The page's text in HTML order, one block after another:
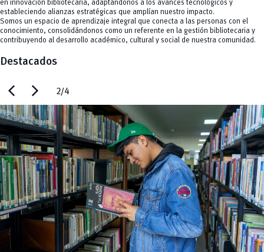
en innovación bibliotecaria, adaptándonos a los avances tecnológicos y
estableciendo alianzas estratégicas que amplían nuestro impacto.
Somos un espacio de aprendizaje integral que conecta a las personas con el
conocimiento, consolidándonos como un referente en la gestión bibliotecaria y
contribuyendo al desarrollo académico, cultural y social de nuestra comunidad.
Destacados
chevron_left chevron_right 2/4